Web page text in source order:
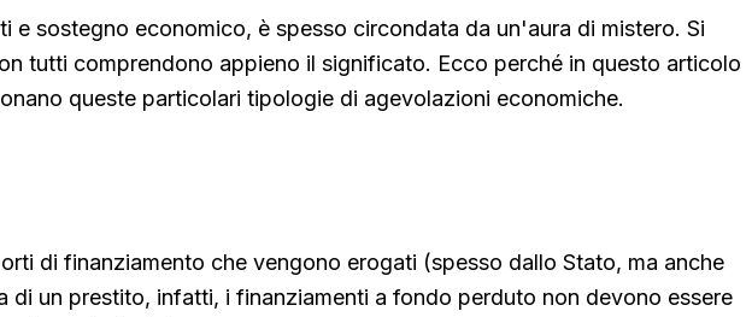
sostegno economico, è spesso circondata da un'aura di mistero. Si
tutti comprendono appieno il significato. Ecco perché in questo articolo
queste particolari tipologie di agevolazioni economiche.
di finanziamento che vengono erogati (spesso dallo Stato, ma anche
un prestito, infatti, i finanziamenti a fondo perduto non devono essere